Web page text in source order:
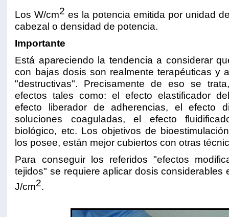
Los W/cm2 es la potencia emitida por unidad
cabezal o densidad de potencia.
Importante
Está apareciendo la tendencia a considerar
con bajas dosis son realmente terapéuticas y
"destructivas". Precisamente de eso se
efectos tales como: el efecto elastificador
efecto liberador de adherencias, el efecto
soluciones coaguladas, el efecto
biológico, etc. Los objetivos de
los posee, están mejor cubiertos con otras
Para conseguir los referidos "efectos
tejidos" se requiere aplicar dosis considerables
J/cm2.